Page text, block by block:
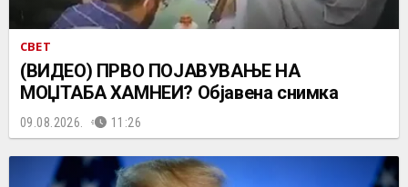
СВЕТ
(ВИДЕО) ПРВО ПОЈАВУВАЊЕ НА
МОЏТАБА ХАМНЕИ? Објавена снимка
09.08.2026. 11:26